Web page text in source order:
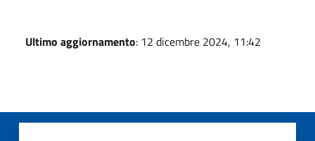
Ultimo aggiornamento: 12 dicembre 2024, 11:42